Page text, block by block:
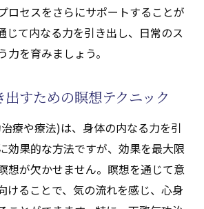
ロセスをさらにサポートすることが
じて内なる力を引き出し、日常のス
力を育みましょう。
すための瞑想テクニック
療や療法)は、身体の内なる力を引
効果的な方法ですが、効果を最大限
想が欠かせません。瞑想を通じて意
けることで、気の流れを感じ、心身